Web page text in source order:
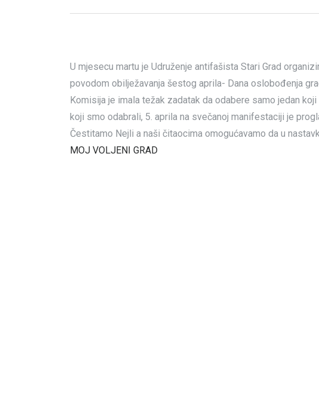
U mjesecu martu je Udruženje antifašista Stari Grad
povodom obilježavanja šestog aprila- Dana oslobođenja
Komisija je imala težak zadatak da odabere samo jedan
koji smo odabrali, 5. aprila na svečanoj manifestaciji je
Čestitamo Nejli a naši čitaocima omogućavamo da u
MOJ VOLJENI GRAD